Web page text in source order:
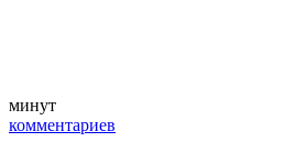
минут
комментариев